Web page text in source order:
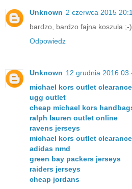
Unknown 2 czerwca 2015
bardzo, bardzo fajna koszula ;-)
Odpowiedz
Unknown 12 grudnia 2016
michael kors outlet clearance
ugg outlet
cheap michael kors
ralph lauren outlet online
ravens jerseys
michael kors outlet clearance
adidas nmd
green bay packers jerseys
raiders jerseys
cheap jordans